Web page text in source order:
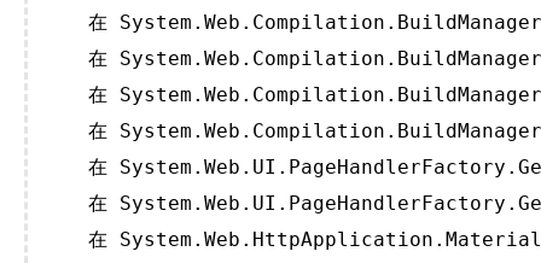
在
在
在
在
在
在
在